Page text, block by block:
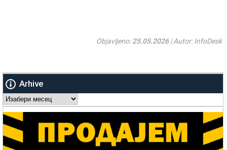
Objavljeno:25.05.2026| Autor: InfoDesk
Arhive
Arhive